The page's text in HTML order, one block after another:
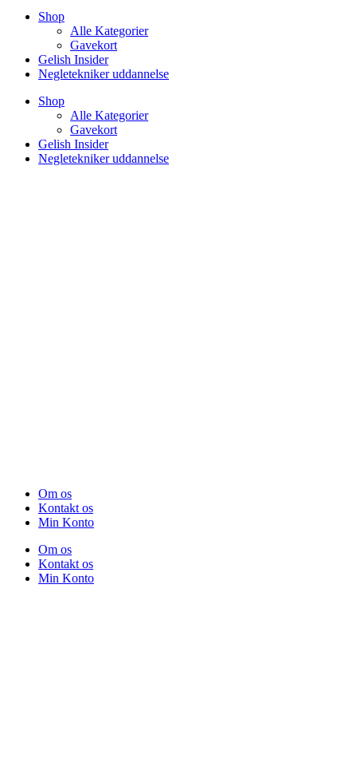
Shop
Alle Kategorier
Gavekort
Gelish Insider
Negletekniker uddannelse
Shop
Alle Kategorier
Gavekort
Gelish Insider
Negletekniker uddannelse
Om os
Kontakt os
Min Konto
Om os
Kontakt os
Min Konto